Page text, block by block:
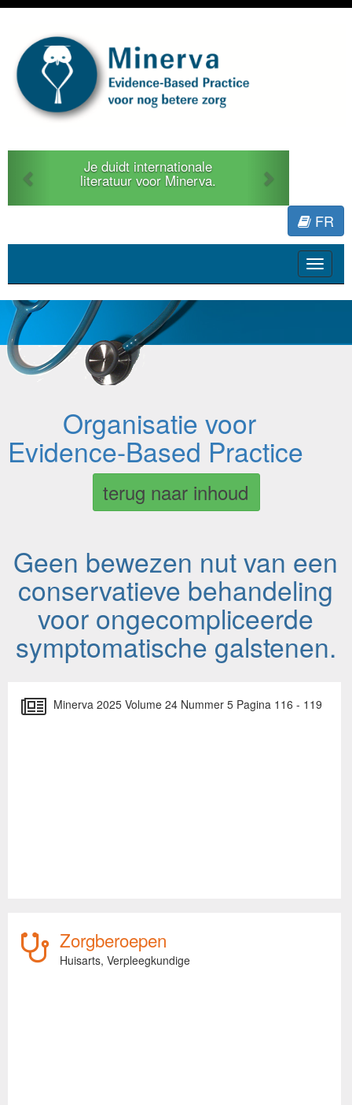
Je duidt internationale
literatuur voor Minerva.
Previous
FR
Toggle
Organisatie voor
Evidence-Based Practice
terug naar inhoud
Geen bewezen nut van een
conservatieve behandeling
voor ongecompliceerde
symptomatische galstenen.
Minerva 2025 Volume 24 Nummer 5 Pagina 116 - 119
Zorgberoepen
Huisarts, Verpleegkundige